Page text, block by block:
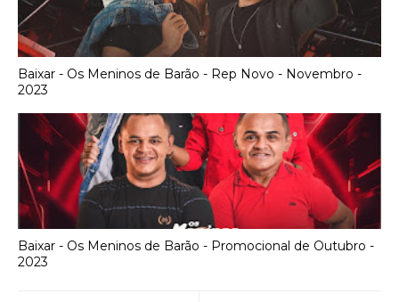
Baixar - Os Meninos de Barão - Rep Novo - Novembro -
2023
Baixar - Os Meninos de Barão - Promocional de Outubro -
2023